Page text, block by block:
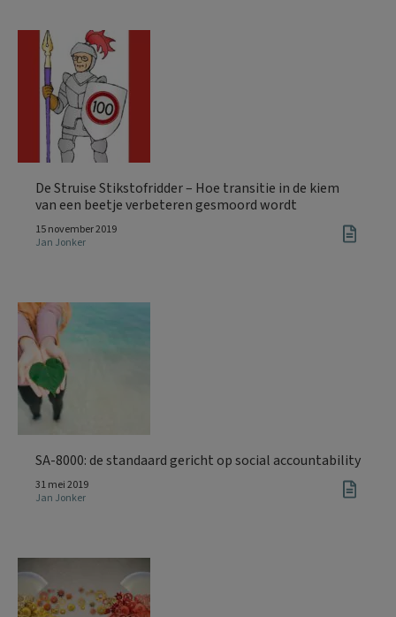
De Struise Stikstofridder – Hoe transitie in de kiem
van een beetje verbeteren gesmoord wordt
15 november 2019
Jan Jonker
SA-8000: de standaard gericht op social accountability
31 mei 2019
Jan Jonker